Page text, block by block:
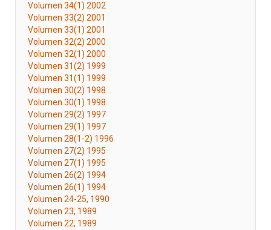
Volumen 34(1) 2002
Volumen 33(2) 2001
Volumen 33(1) 2001
Volumen 32(2) 2000
Volumen 32(1) 2000
Volumen 31(2) 1999
Volumen 31(1) 1999
Volumen 30(2) 1998
Volumen 30(1) 1998
Volumen 29(2) 1997
Volumen 29(1) 1997
Volumen 28(1-2) 1996
Volumen 27(2) 1995
Volumen 27(1) 1995
Volumen 26(2) 1994
Volumen 26(1) 1994
Volumen 24-25, 1990
Volumen 23, 1989
Volumen 22, 1989